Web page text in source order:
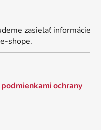
zasielať informácie
shope.
podmienkami ochrany